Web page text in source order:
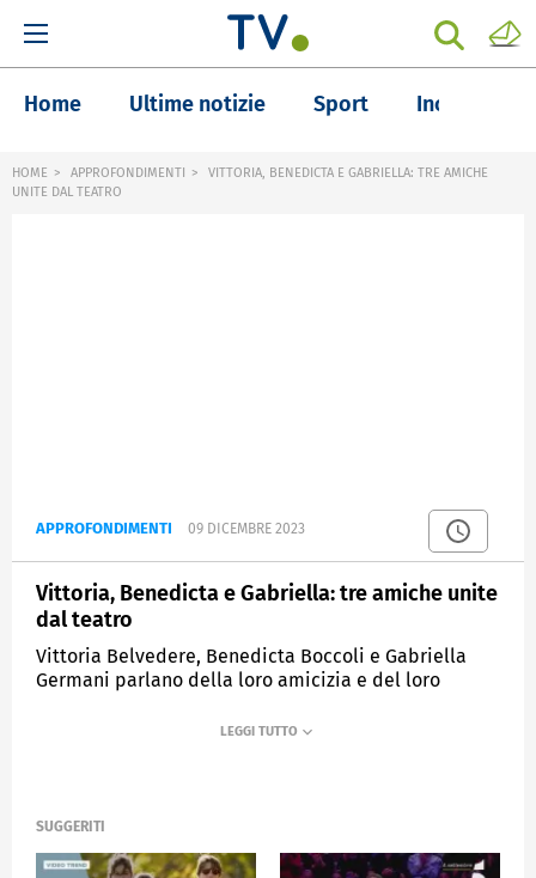
Home Ultime notizie Sport Inchieste
HOME APPROFONDIMENTI
VITTORIA, BENEDICTA E GABRIELLA: TRE AMICHE
UNITE DAL TEATRO
APPROFONDIMENTI 09 DICEMBRE 2023
Vittoria, Benedicta e Gabriella: tre amiche unite
dal teatro
Vittoria Belvedere, Benedicta Boccoli e Gabriella
Germani parlano della loro amicizia e del loro
SUGGERITI